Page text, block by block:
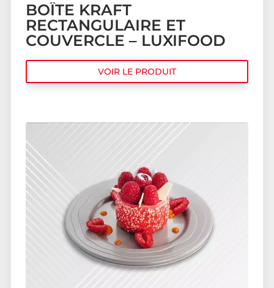
BOÎTE KRAFT
RECTANGULAIRE ET
COUVERCLE – LUXIFOOD
VOIR LE PRODUIT